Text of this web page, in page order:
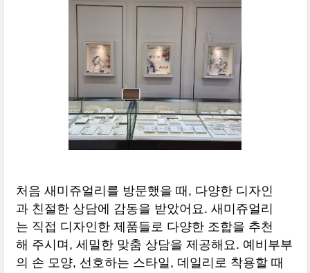
처음 새미쥬얼리를 방문했을 때, 다양한 디자인
과 친절한 상담에 감동을 받았어요. 새미쥬얼리
는 직접 디자인한 제품들로 다양한 조합을 추천
해 주시며, 세밀한 맞춤 상담을 제공해요. 예비부부
의 손 모양, 선호하는 스타일, 데일리로 착용할 때